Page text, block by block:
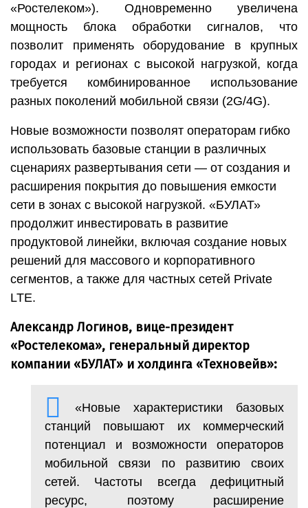
«Ростелеком»). Одновременно увеличена
мощность блока обработки сигналов, что
позволит применять оборудование в крупных
городах и регионах с высокой нагрузкой, когда
требуется комбинированное использование
разных поколений мобильной связи (2G/4G).
Новые возможности позволят операторам гибко
использовать базовые станции в различных
сценариях развертывания сети — от создания и
расширения покрытия до повышения емкости
сети в зонах с высокой нагрузкой. «БУЛАТ»
продолжит инвестировать в развитие
продуктовой линейки, включая создание новых
решений для массового и корпоративного
сегментов, а также для частных сетей Private
LTE.
Александр Логинов, вице-президент
«Ростелекома», генеральный директор
компании «БУЛАТ» и холдинга «Техновейв»:
«Новые характеристики базовых
станций повышают их коммерческий
потенциал и возможности операторов
мобильной связи по развитию своих
сетей. Частоты всегда дефицитный
ресурс, поэтому расширение